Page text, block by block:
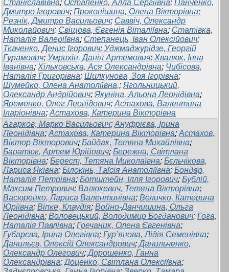
Станіславівна; Остапенко, Алла Сергіївна; Панченко,
Дмитро Ігорович; Прокопішина, Олена Вікторівна;
Резнік, Дмитро Васильович; Саввіч, Олександр
Миколайович; Свіщова, Євгенія Віталіївна; Статівка,
Наталія Валеріївна; Степанець, Іван Олексійович;
Ткаченко, Денис Ігорович; Уджмаджурідзе, Георгій
Гурамович; Умрихін, Даніл Артемович; Хвалюк, Інна
Іванівна; Хільковська, Ася Олександрівна; Чибісова,
Наталія Григорівна; Шилкунова, Зоя Ігорівна;
Шумейко, Олена Анатоліївна,; Ягольницький,
Олександр Андрійович; Якуніна, Альона Леонідівна;
Яременко, Олег Леонідович; Астахова, Валентина
Іларіонівна; Астахова, Катерина Вікторівна
Агарков, Марко Васильович; Ануфрієва, Ірина
Леонідівна; Астахова, Катерина Вікторівна; Астахов,
Віктор Вікторович; Байдак, Тетяна Михайлівна;
Баратюк, Артем Юрійович; Бережна, Світлана
Вікторівна; Берест, Тетяна Миколаївна; Бєльчікова,
Лариса Яківна; Білокінь, Таїсія Анатоліївна; Бондар,
Наталія Петрівна; Ботштейн, Ілля Ігорович; Бублій,
Максим Петрович; Валюкевич, Тетяна Вікторівна;
Васюренко, Лариса Валентинівна; Величко, Катерина
Юріївна; Віпке, Клаудія; Войно-Данчишина, Ольга
Леонідівна; Воловецький, Володимир Богданович; Гога,
Наталія Павлівна; Гречаник, Олена Євгенівна;
Губарєва, Ірина Олегівна; Гур’янова, Лідія Семенівна;
Данильєв, Олексій Олександрович;Данильченко,
Олександр Олегович;Дорошенко, Ганна
Олександрівна;Доценко, Світлана Олексіївна;